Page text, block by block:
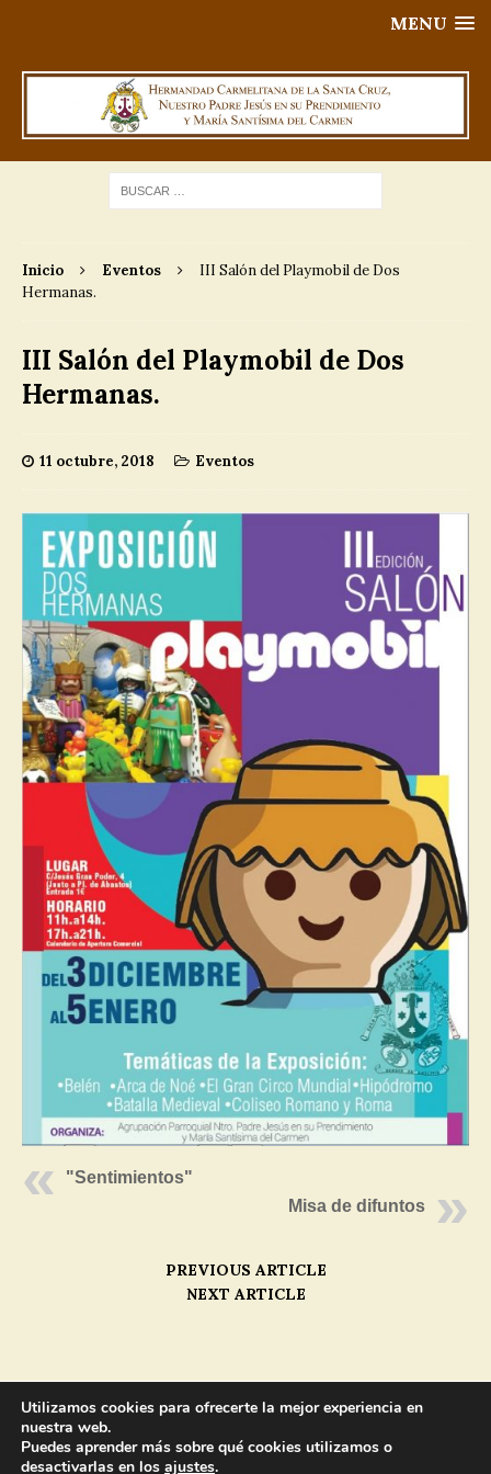
MENU
Inicio Eventos
III Salón del Playmobil de Dos
Hermanas.
III Salón del Playmobil de Dos
Hermanas.
11 octubre, 2018 Eventos
"Sentimientos"
Misa de difuntos
PREVIOUS ARTICLE
NEXT ARTICLE
MENU
Copyright © 2025 |
Utilizamos cookies para ofrecerte la mejor experiencia en
nuestra web.
Puedes aprender más sobre qué cookies utilizamos o
desactivarlas en los ajustes.